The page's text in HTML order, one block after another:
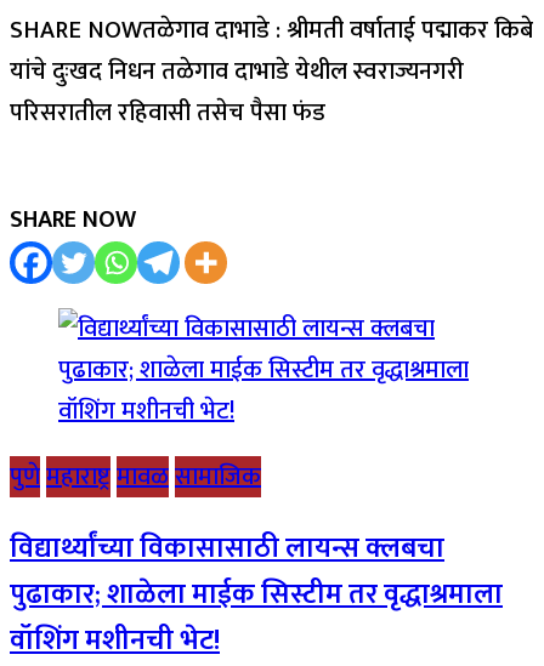
SHARE NOWतळेगाव दाभाडे : श्रीमती वर्षाताई पद्माकर किबे
यांचे दुःखद निधन तळेगाव दाभाडे येथील स्वराज्यनगरी
परिसरातील रहिवासी तसेच पैसा फंड
SHARE NOW
पुणेमहाराष्ट्रमावळसामाजिक
विद्यार्थ्यांच्या विकासासाठी लायन्स क्लबचा
पुढाकार; शाळेला माईक सिस्टीम तर वृद्धाश्रमाला
वॉशिंग मशीनची भेट!